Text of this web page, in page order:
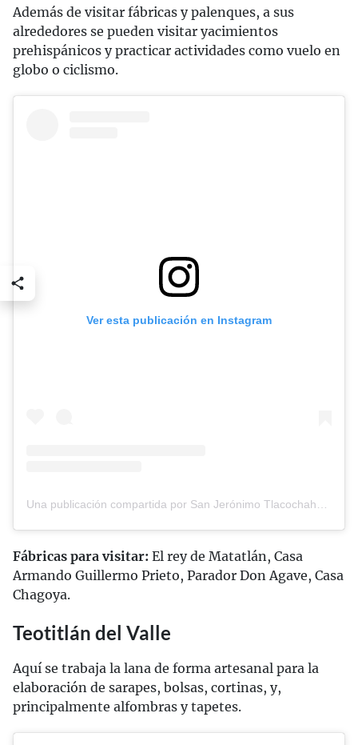
Además de visitar fábricas y palenques, a sus
alrededores se pueden visitar yacimientos
prehispánicos y practicar actividades como vuelo en
globo o ciclismo.
Ver esta publicación en Instagram
Fábricas para visitar: El rey de Matatlán, Casa
Armando Guillermo Prieto, Parador Don Agave, Casa
Chagoya.
Teotitlán del Valle
Aquí se trabaja la lana de forma artesanal para la
elaboración de sarapes, bolsas, cortinas, y,
principalmente alfombras y tapetes.